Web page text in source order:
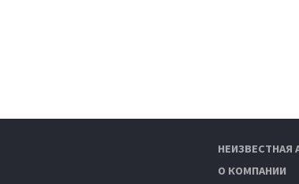
НЕИЗВЕСТНАЯ
О КОМПАНИИ